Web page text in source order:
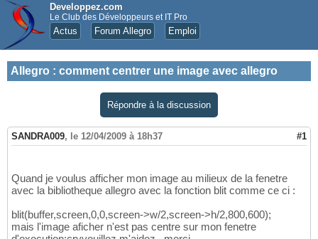
Developpez.com
Le Club des Développeurs et IT Pro
Actus Forum Allegro Emploi
Allegro : comment centrer une image avec allegro
Répondre à la discussion
SANDRA009, le 12/04/2009 à 18h37 #1
Quand je voulus afficher mon image au milieux de la fenetre
avec la bibliotheque allegro avec la fonction blit comme ce ci :
blit(buffer,screen,0,0,screen->w/2,screen->h/2,800,600);
mais l'image aficher n'est pas centre sur mon fenetre